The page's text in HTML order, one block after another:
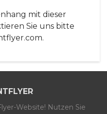
mit dieser
Sie uns bitte
Website! Nutzen Sie